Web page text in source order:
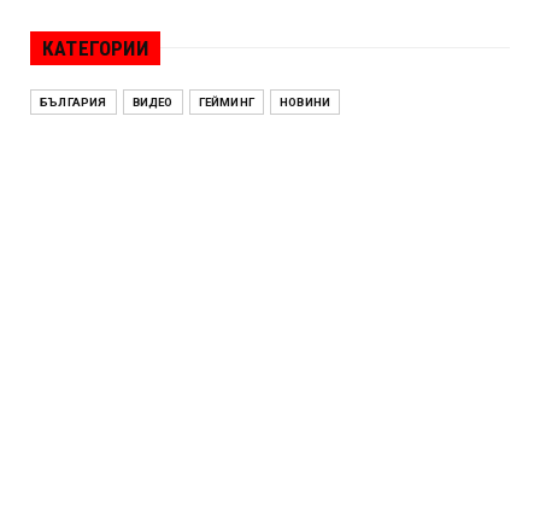
Без милост! Испания пречупи Франция и е
КАТЕГОРИИ
БЪЛГАРИЯ ВИДЕО ГЕЙМИНГ НОВИНИ